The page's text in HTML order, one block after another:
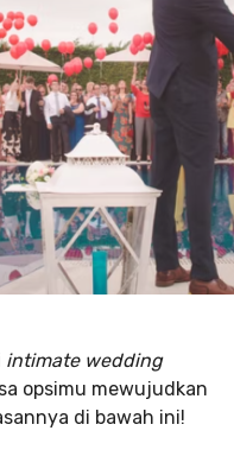
intimate wedding
opsimu mewujudkan
di bawah ini!